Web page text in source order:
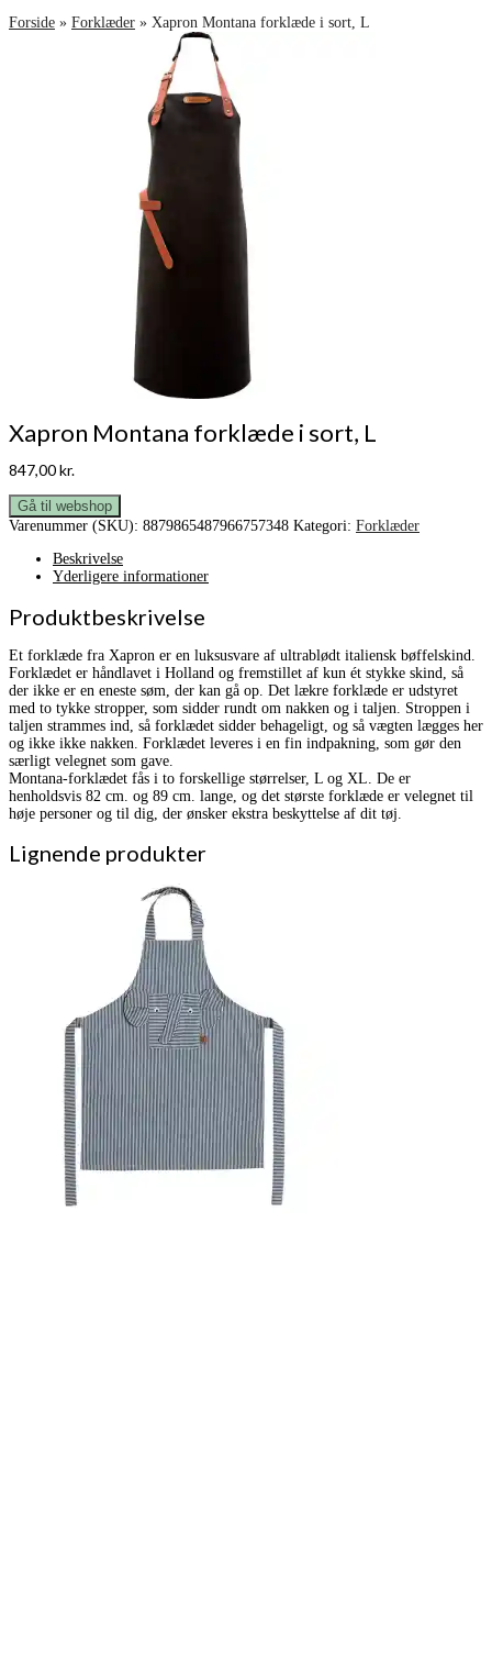
Forside » Forklæder » Xapron Montana forklæde i sort, L
Xapron Montana forklæde i sort, L
847,00kr.
Gå til webshop
Varenummer (SKU): 8879865487966757348 Kategori: Forklæder
Beskrivelse
Yderligere informationer
Produktbeskrivelse
Et forklæde fra Xapron er en luksusvare af ultrablødt italiensk bøffelskind.
Forklædet er håndlavet i Holland og fremstillet af kun ét stykke skind, så
der ikke er en eneste søm, der kan gå op. Det lækre forklæde er udstyret
med to tykke stropper, som sidder rundt om nakken og i taljen. Stroppen i
taljen strammes ind, så forklædet sidder behageligt, og så vægten lægges her
og ikke ikke nakken. Forklædet leveres i en fin indpakning, som gør den
særligt velegnet som gave.
Montana-forklædet fås i to forskellige størrelser, L og XL. De er
henholdsvis 82 cm. og 89 cm. lange, og det største forklæde er velegnet til
høje personer og til dig, der ønsker ekstra beskyttelse af dit tøj.
Lignende produkter